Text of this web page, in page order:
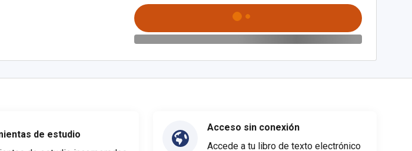
de estudio
Acceso sin conexión
Accede a tu libro de texto electrónico